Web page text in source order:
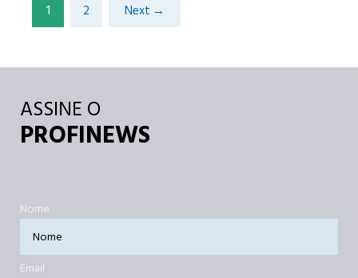
1 2 Next →
ASSINE O
PROFINEWS
Nome
Email